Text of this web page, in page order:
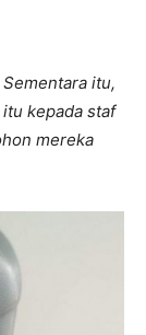
itu,
kepada staf
mereka